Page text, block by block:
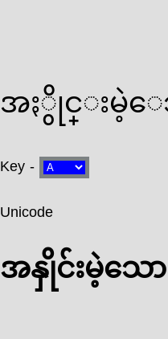
အႏွိုင္းမဲ့ေ
Key -
Unicode
အနှိုင်းမဲ့သေ